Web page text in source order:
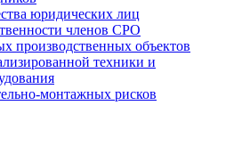
юридических лиц
членов СРО
производственных объектов
техники и
монтажных рисков